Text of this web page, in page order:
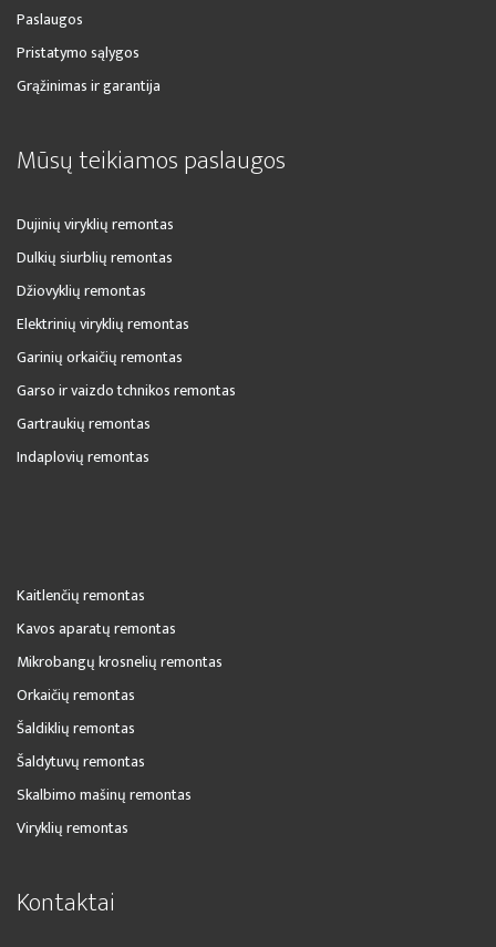
Paslaugos
Pristatymo sąlygos
Grąžinimas ir garantija
Mūsų teikiamos paslaugos
Dujinių viryklių remontas
Dulkių siurblių remontas
Džiovyklių remontas
Elektrinių viryklių remontas
Garinių orkaičių remontas
Garso ir vaizdo tchnikos remontas
Gartraukių remontas
Indaplovių remontas
Kaitlenčių remontas
Kavos aparatų remontas
Mikrobangų krosnelių remontas
Orkaičių remontas
Šaldiklių remontas
Šaldytuvų remontas
Skalbimo mašinų remontas
Viryklių remontas
Kontaktai